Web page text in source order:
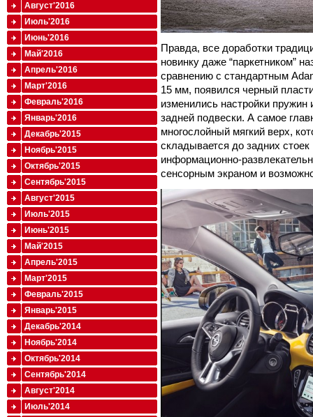
Правда, все доработки
новинку даже “паркетником”
сравнению с стандартным
15 мм, появился черный
изменились настройки пружин
задней подвески. А самое
многослойный мягкий верх,
складывается до задних
информационно-
сенсорным экраном и
Август'2016
Июль'2016
Июнь'2016
Май'2016
Апрель'2016
Март'2016
Февраль'2016
Январь'2016
Декабрь'2015
Ноябрь'2015
Октябрь'2015
Сентябрь'2015
Август'2015
Июль'2015
Июнь'2015
Май'2015
Апрель'2015
Март'2015
Февраль'2015
Январь'2015
Декабрь'2014
Ноябрь'2014
Октябрь'2014
Сентябрь'2014
Август'2014
Июль'2014